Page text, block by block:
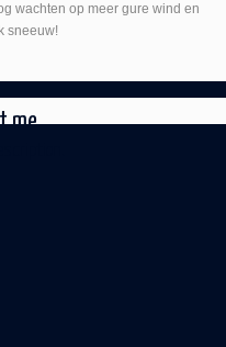
wachten op meer gure wind en
sneeuw!
me